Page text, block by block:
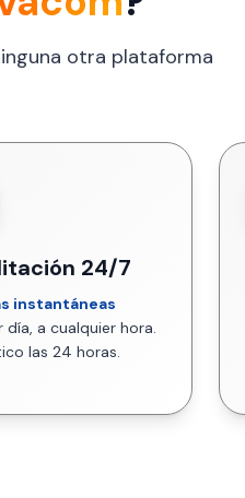
otra plataforma
24/7
instantáneas
día, a cualquier hora.
las 24 horas.